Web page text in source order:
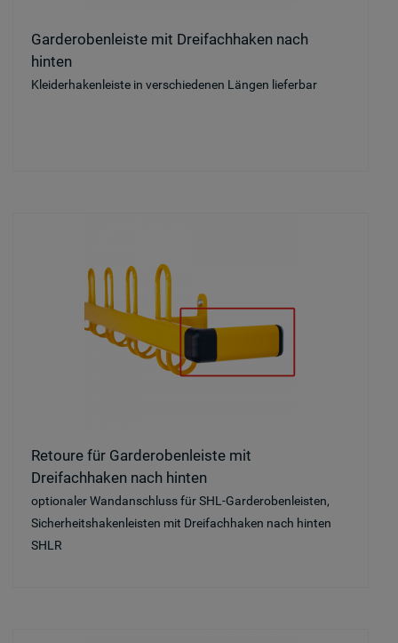
Garderobenleiste mit Dreifachhaken nach
hinten
Kleiderhakenleiste in verschiedenen Längen lieferbar
Retoure für Garderobenleiste mit
Dreifachhaken nach hinten
optionaler Wandanschluss für SHL-Garderobenleisten,
Sicherheitshakenleisten mit Dreifachhaken nach hinten
SHLR